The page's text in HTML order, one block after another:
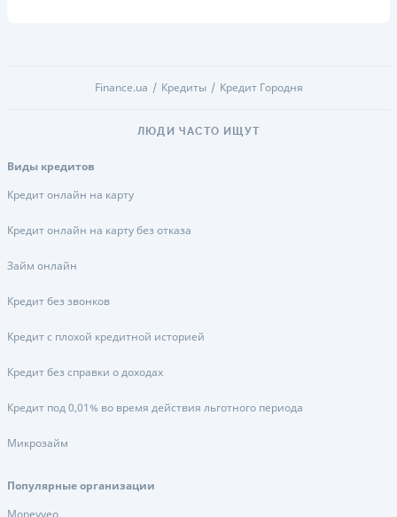
Finance.ua Кредиты Кредит Городня
ЛЮДИ ЧАСТО ИЩУТ
Виды кредитов
Кредит онлайн на карту
Кредит онлайн на карту без отказа
Займ онлайн
Кредит без звонков
Кредит с плохой кредитной историей
Кредит без справки о доходах
Кредит под 0,01% во время действия льготного периода
Микрозайм
Популярные организации
Moneyveo